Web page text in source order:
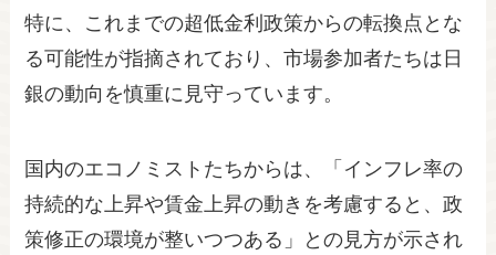
特に、これまでの超低金利政策からの転換点とな
る可能性が指摘されており、市場参加者たちは日
銀の動向を慎重に見守っています。
国内のエコノミストたちからは、「インフレ率の
持続的な上昇や賃金上昇の動きを考慮すると、政
策修正の環境が整いつつある」との見方が示され